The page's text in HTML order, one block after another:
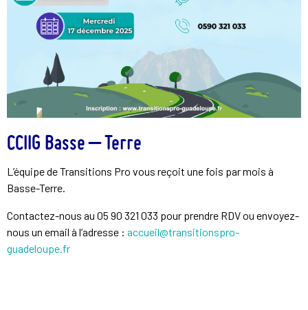
CCIIG Basse – Terre
L’équipe de Transitions Pro vous reçoit une fois par mois à
Basse-Terre.
Contactez-nous au 05 90 321 033 pour prendre RDV ou envoyez-
nous un email à l’adresse : accueil@transitionspro-
guadeloupe.fr